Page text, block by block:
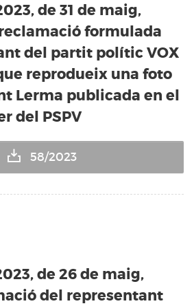
de 31 de maig,
formulada
del partit polític VOX
reprodueix una foto
Lerma publicada en el
del PSPV
58/2023
de 26 de maig,
del representant